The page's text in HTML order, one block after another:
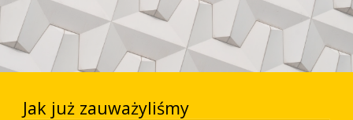
Jak już zauważyliśmy